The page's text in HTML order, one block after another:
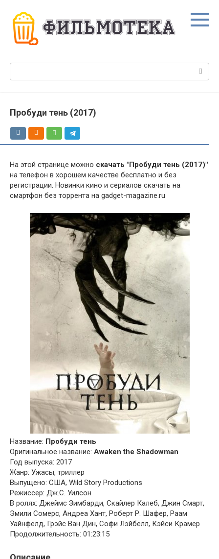
контенту
Пробуди тень (2017)
На этой странице можно скачать "Пробуди тень (2017)"
на телефон в хорошем качестве бесплатно и без
регистрации. Новинки кино и сериалов скачать на
смартфон без торрента на gadget-magazine.ru
Название: Пробуди тень
Оригинальное название: Awaken the Shadowman
Год выпуска: 2017
Жанр: Ужасы, триллер
Выпущено: США, Wild Story Productions
Режиссер: Дж.С. Уилсон
В ролях: Джеймс Зимбарди, Скайлер Калеб, Джин Смарт,
Эмили Сомерс, Андреа Хант, Роберт Р. Шафер, Раам
Уайнфелд, Грэйс Ван Дин, Софи Лэйбелл, Кэйси Крамер
Продолжительность: 01:23:15